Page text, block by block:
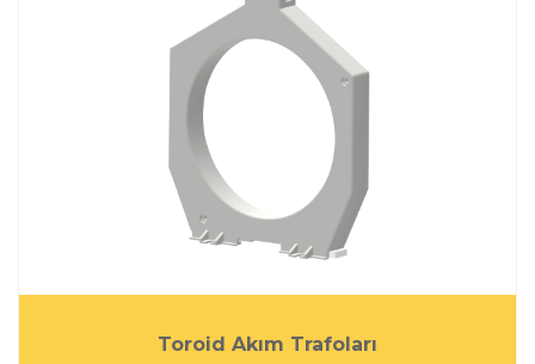
Toroid Akım Trafoları